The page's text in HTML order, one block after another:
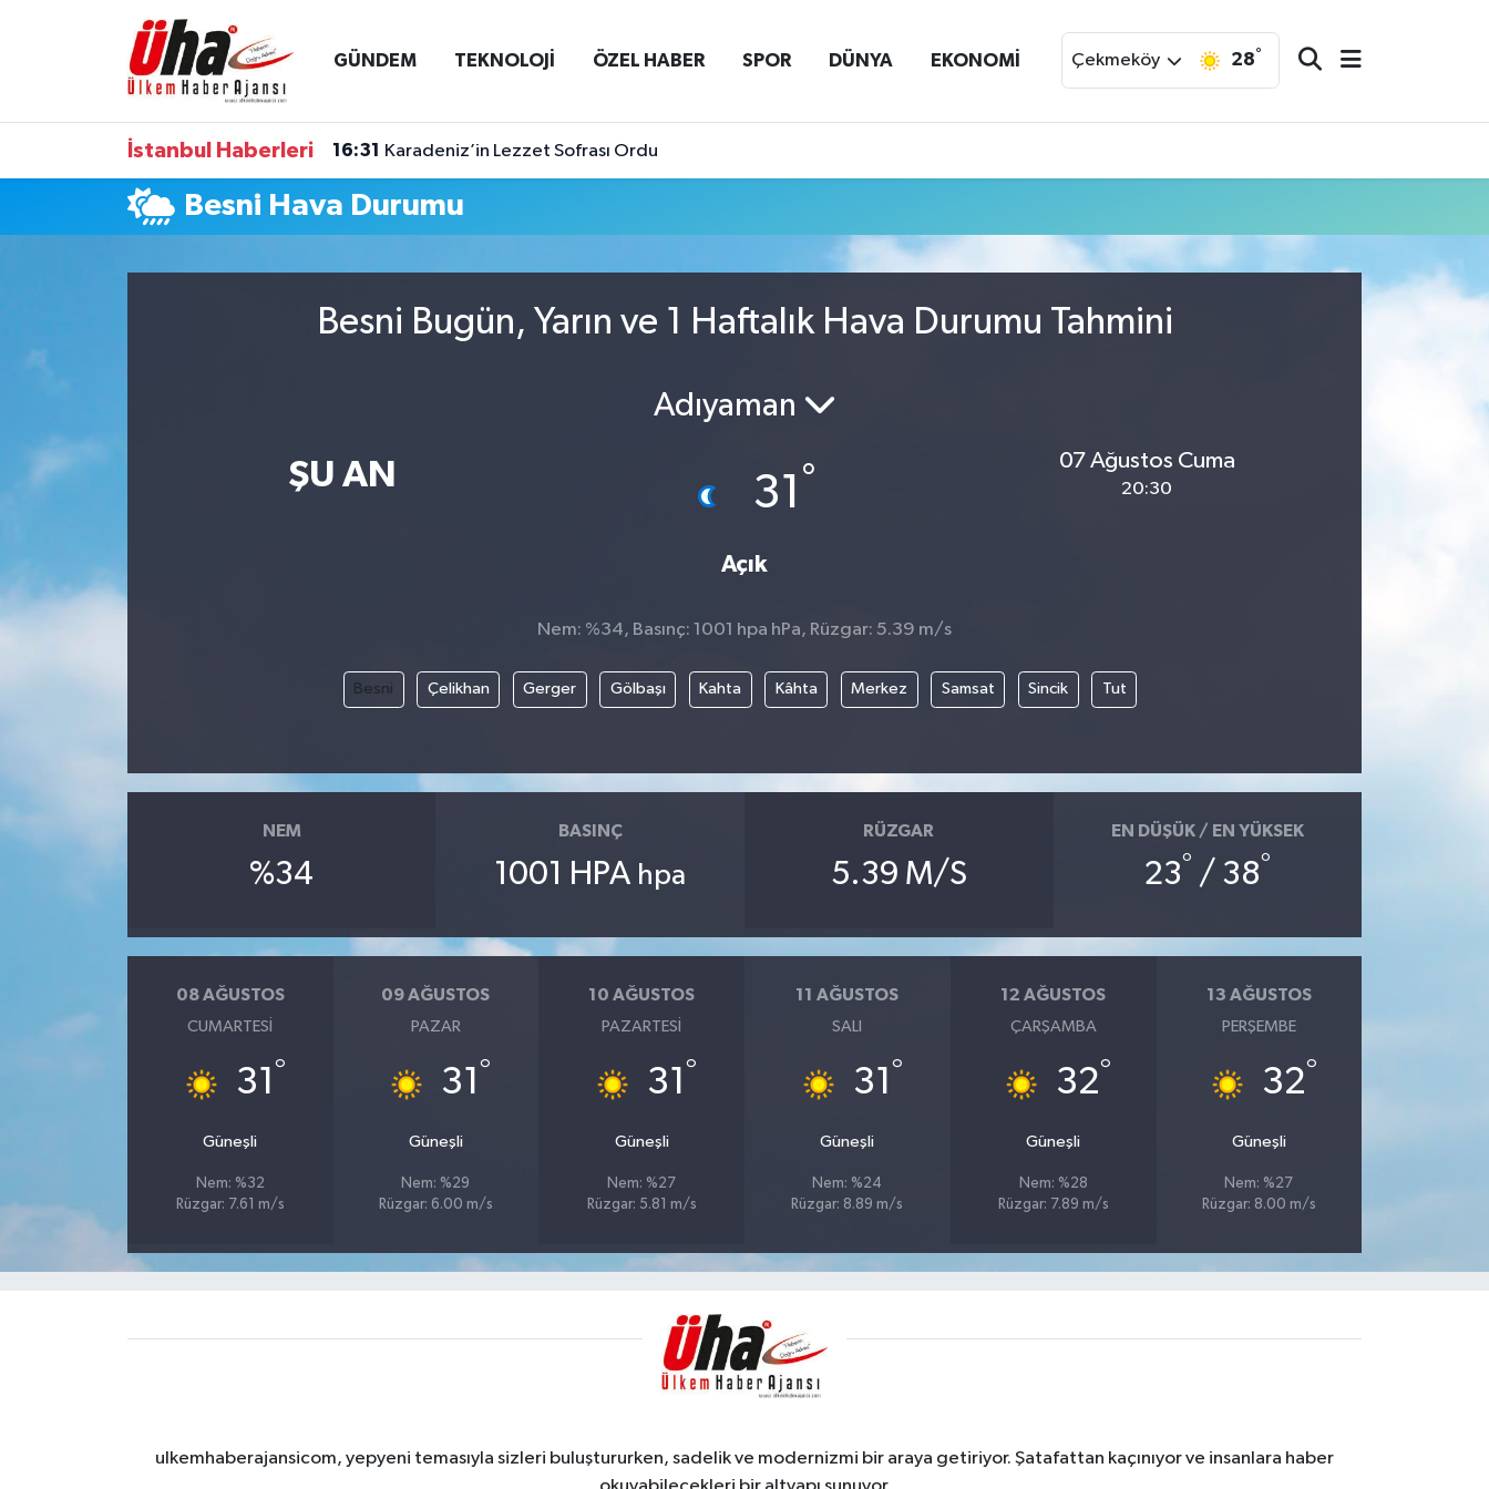
GÜNDEM TEKNOLOJİ ÖZEL HABER SPOR DÜNYA EKONOMİ Çekmeköy 28°
İstanbul Haberleri 16:31 Karadeniz’in Lezzet Sofrası Ordu
Besni Hava Durumu
Besni Bugün, Yarın ve 1 Haftalık Hava Durumu Tahmini
ŞU AN
Adıyaman
31 °
Açık
07 Ağustos Cuma
20:30
Nem: %34, Basınç: 1001 hpa hPa, Rüzgar: 5.39 m/s
Besni Çelikhan Gerger Gölbaşı Kahta Kâhta Merkez Samsat Sincik Tut
NEM
%34
BASINÇ
1001 HPA hpa
RÜZGAR
5.39 M/S
EN DÜŞÜK / EN YÜKSEK
23° / 38°
08 AĞUSTOS
CUMARTESI
31 °
Güneşli
Nem: %32
Rüzgar: 7.61 m/s
09 AĞUSTOS
PAZAR
31 °
Güneşli
Nem: %29
Rüzgar: 6.00 m/s
10 AĞUSTOS
PAZARTESI
31 °
Güneşli
Nem: %27
Rüzgar: 5.81 m/s
11 AĞUSTOS
SALI
31 °
Güneşli
Nem: %24
Rüzgar: 8.89 m/s
12 AĞUSTOS
ÇARŞAMBA
32°
Güneşli
Nem: %28
Rüzgar: 7.89 m/s
13 AĞUSTOS
PERŞEMBE
32°
Güneşli
Nem: %27
Rüzgar: 8.00 m/s
ulkemhaberajansicom, yepyeni temasıyla sizleri buluştururken, sadelik ve modernizmi bir araya getiriyor. Şatafattan kaçınıyor ve insanlara haber
İstanbul Nöbetçi Eczaneler
İstanbul Hava Durumu
İstanbul Namaz Vakitleri
Süper Lig Puan Durumu ve Fikstür